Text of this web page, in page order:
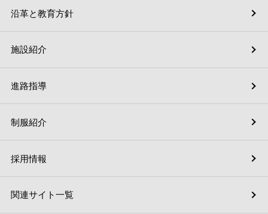
施設紹介
採用情報
進路指導
関連サイト一覧
沿革と教育方針
制服紹介